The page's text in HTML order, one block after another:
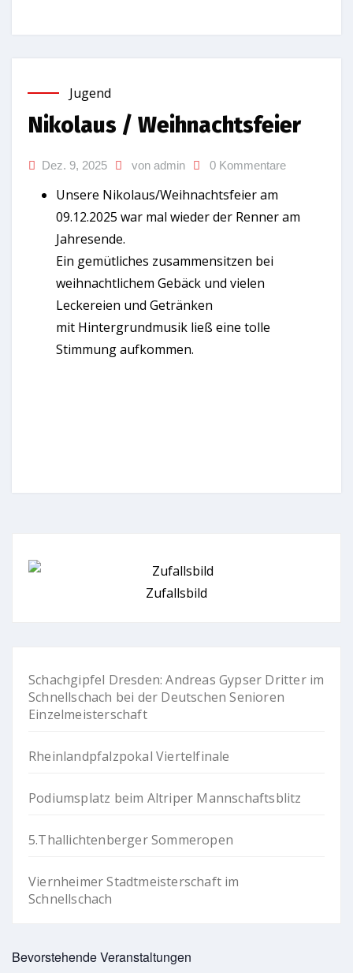
Jugend
Nikolaus / Weihnachtsfeier
Dez. 9, 2025 von admin 0 Kommentare
Unsere Nikolaus/Weihnachtsfeier am
09.12.2025 war mal wieder der Renner am
Jahresende.
Ein gemütliches zusammensitzen bei
weihnachtlichem Gebäck und vielen
Leckereien und Getränken
mit Hintergrundmusik ließ eine tolle
Stimmung aufkommen.
Zufallsbild
Schachgipfel Dresden: Andreas Gypser Dritter im
Schnellschach bei der Deutschen Senioren
Einzelmeisterschaft
Rheinlandpfalzpokal Viertelfinale
Podiumsplatz beim Altriper Mannschaftsblitz
5.Thallichtenberger Sommeropen
Viernheimer Stadtmeisterschaft im
Schnellschach
Bevorstehende Veranstaltungen